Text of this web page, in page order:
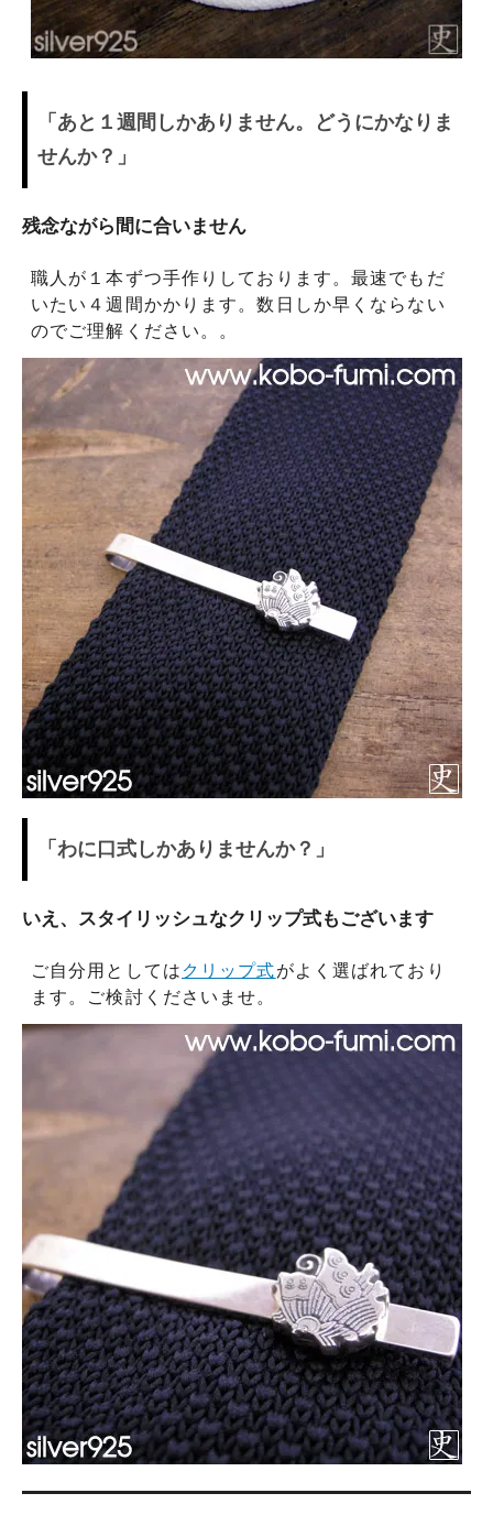
「あと１週間しかありません。どうにかなりま
せんか？」
残念ながら間に合いません
職人が１本ずつ手作りしております。最速でもだ
いたい４週間かかります。数日しか早くならない
のでご理解ください。。
「わに口式しかありませんか？」
いえ、スタイリッシュなクリップ式もございます
ご自分用としては クリップ式がよく選ばれており
ます。ご検討くださいませ。